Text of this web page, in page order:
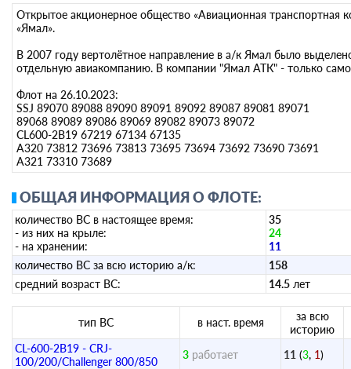
Открытое акционерное общество «Авиационная транспортная
«Ямал».
В 2007 году вертолётное направление в а/к Ямал было
отдельную авиакомпанию. В компании "Ямал АТК" - только
Флот на 26.10.2023:
SSJ 89070 89088 89090 89091 89092 89087 89081 89071
89068 89089 89086 89069 89082 89073 89072
CL600-2B19 67219 67134 67135
A320 73812 73696 73813 73695 73694 73692 73690 73691
A321 73310 73689
ОБЩАЯ ИНФОРМАЦИЯ О ФЛОТЕ:
количество ВС в настоящее время:
- из них на крыле:
- на хранении:
35
24
11
количество ВС за всю историю а/к:
158
средний возраст ВС:
14.5 лет
тип ВС в наст. время
за всю
историю
CL-600-2B19 - CRJ-
100/200/Challenger 800/850
3 работает 11 (3, 1)